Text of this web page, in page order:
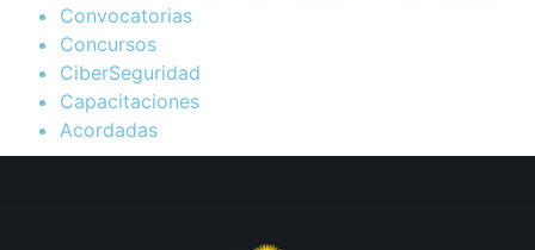
Convocatorias
Concursos
CiberSeguridad
Capacitaciones
Acordadas